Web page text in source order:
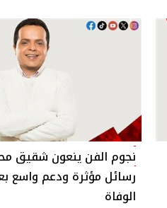
نجوم الفن ينعون شقيق
رسائل مؤثرة ودعم واسع
الوفاة